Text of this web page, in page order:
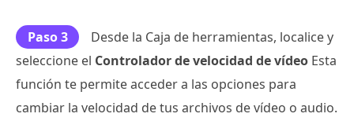
Paso 3
Desde la Caja de herramientas, localice y
seleccione el Controlador de velocidad de vídeo Esta
función te permite acceder a las opciones para
cambiar la velocidad de tus archivos de vídeo o audio.